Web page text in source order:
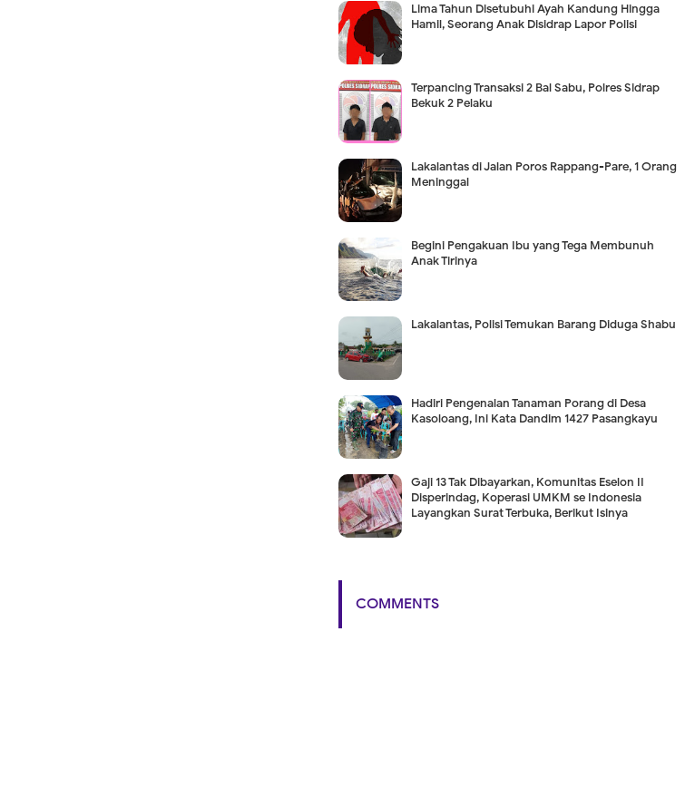
Lima Tahun Disetubuhi Ayah Kandung Hingga
Hamil, Seorang Anak Disidrap Lapor Polisi
Terpancing Transaksi 2 Bal Sabu, Polres Sidrap
Bekuk 2 Pelaku
Lakalantas di Jalan Poros Rappang-Pare, 1 Orang
Meninggal
Begini Pengakuan Ibu yang Tega Membunuh
Anak Tirinya
Lakalantas, Polisi Temukan Barang Diduga Shabu
Hadiri Pengenalan Tanaman Porang di Desa
Kasoloang, Ini Kata Dandim 1427 Pasangkayu
Gaji 13 Tak Dibayarkan, Komunitas Eselon II
Disperindag, Koperasi UMKM se Indonesia
Layangkan Surat Terbuka, Berikut Isinya
COMMENTS